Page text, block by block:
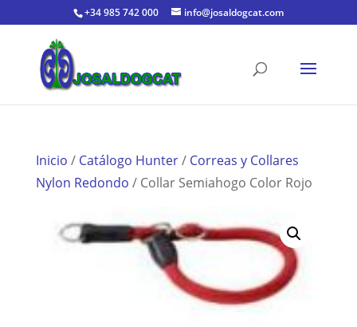
+34 985 742 000 info@josaldogcat.com
Inicio / Catálogo Hunter/ Correas y Collares
Nylon Redondo / Collar Semiahogo Color Rojo